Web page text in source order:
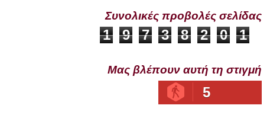
Συνολικές προβολές σελίδας
1 9 7 3 8 2 0 1
Μας βλέπουν αυτή τη στιγμή
5